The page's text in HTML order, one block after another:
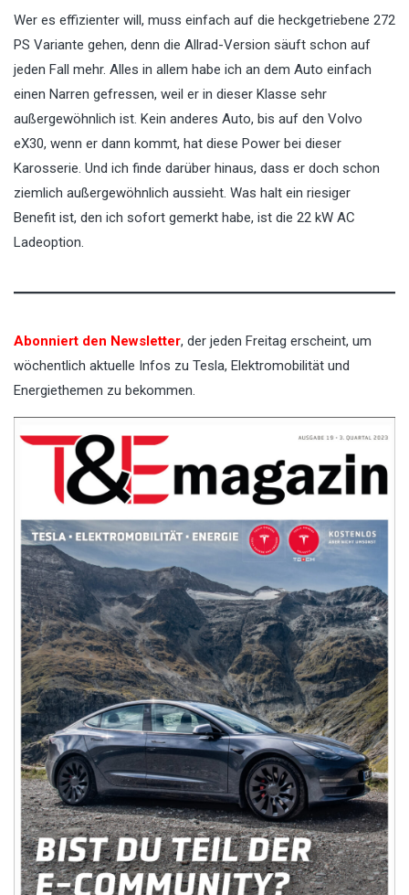
Wer es effizienter will, muss einfach auf die heckgetriebene 272
PS Variante gehen, denn die Allrad-Version säuft schon auf
jeden Fall mehr. Alles in allem habe ich an dem Auto einfach
einen Narren gefressen, weil er in dieser Klasse sehr
außergewöhnlich ist. Kein anderes Auto, bis auf den Volvo
eX30, wenn er dann kommt, hat diese Power bei dieser
Karosserie. Und ich finde darüber hinaus, dass er doch schon
ziemlich außergewöhnlich aussieht. Was halt ein riesiger
Benefit ist, den ich sofort gemerkt habe, ist die 22 kW AC
Ladeoption.
Abonniert den Newsletter, der jeden Freitag erscheint, um
wöchentlich aktuelle Infos zu Tesla, Elektromobilität und
Energiethemen zu bekommen.